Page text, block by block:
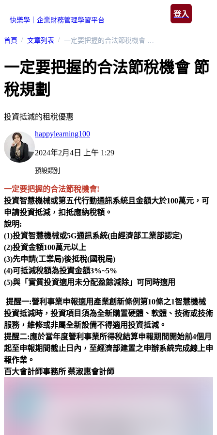
快樂學｜企業財務管理學習平台
登入
首頁 文章列表 一定要把握的合法節稅機會 節稅規劃
一定要把握的合法節稅機會 節
稅規劃
投資抵減的租稅優惠
happylearning100
2024年2月4日 上午 1:29
預設類別
一定要把握的合法節稅機會!
投資智慧機械或第五代行動通訊系統且金額大於100萬元，可
申請投資抵減，扣抵應納稅額。
說明:
(1)投資智慧機械或5G通訊系統(由經濟部工業部認定)
(2)投資金額100萬元以上
(3)先申請(工業局)後抵稅(國稅局)
(4)可抵減稅額為投資金額3%~5%
(5)與「實質投資適用未分配盈餘減除」可同時適用
提醒一:營利事業申報適用產業創新條例第10條之1智慧機械
投資抵減時，投資項目須為全新購置硬體、軟體、技術或技術
服務，維修或非屬全新設備不得適用投資抵減。
提醒二:應於當年度營利事業所得稅結算申報期間開始前4個月
起至申報期間截止日內，至經濟部建置之申辦系統完成線上申
報作業。
百大會計師事務所 蔡淑惠會計師